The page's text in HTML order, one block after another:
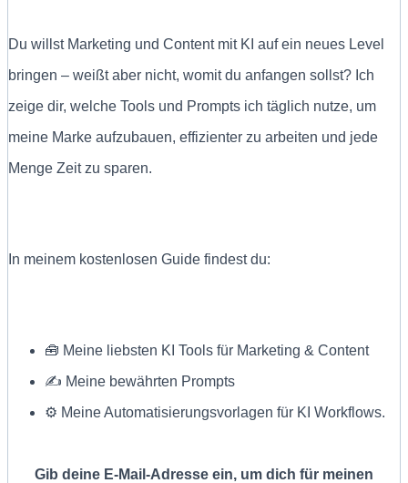
Du willst Marketing und Content mit KI auf ein neues Level
bringen – weißt aber nicht, womit du anfangen sollst? Ich
zeige dir, welche Tools und Prompts ich täglich nutze, um
meine Marke aufzubauen, effizienter zu arbeiten und jede
Menge Zeit zu sparen.
In meinem kostenlosen Guide findest du:
🧰 Meine liebsten KI Tools für Marketing & Content
✍ Meine bewährten Prompts
⚙️ Meine Automatisierungsvorlagen für KI Workflows.
Gib deine E-Mail-Adresse ein, um dich für meinen